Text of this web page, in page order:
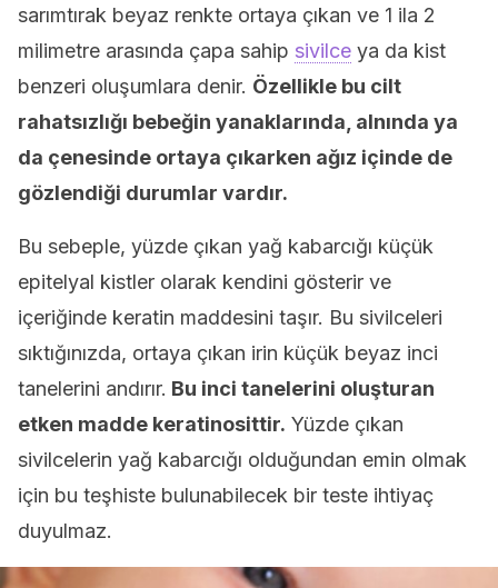
sarımtırak beyaz renkte ortaya çıkan ve 1 ila 2
milimetre arasında çapa sahip sivilce ya da kist
benzeri oluşumlara denir. Özellikle bu cilt
rahatsızlığı bebeğin yanaklarında, alnında ya
da çenesinde ortaya çıkarken ağız içinde de
gözlendiği durumlar vardır.
Bu sebeple, yüzde çıkan yağ kabarcığı küçük
epitelyal kistler olarak kendini gösterir ve
içeriğinde keratin maddesini taşır. Bu sivilceleri
sıktığınızda, ortaya çıkan irin küçük beyaz inci
tanelerini andırır. Bu inci tanelerini oluşturan
etken madde keratinosittir. Yüzde çıkan
sivilcelerin yağ kabarcığı olduğundan emin olmak
için bu teşhiste bulunabilecek bir teste ihtiyaç
duyulmaz.